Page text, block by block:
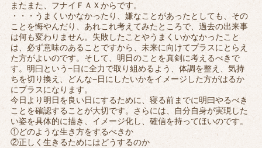
またまた、フナイＦＡＸからです。
・・・うまくいかなかったり、嫌なことがあったとしても、その
ことを悔やんだり、あれこれ考えてみたところで、過去の出来事
は何も変わりません。失敗したことやうまくいかなかったこと
は、必ず意味のあることですから、未来に向けてプラスにとらえ
た方がよいのです。そして、明日のことを真剣に考えるべきで
す。明曰という−日に全力で取り組めるよう、体調を整え、気持
ちを切り換え、どんな−日にしたいかをイメージした方がはるか
にプラスになります。
今日より明日を良い日にするために、寝る前までに明曰やるべき
ことを確認することが大切です。さらには、自分自身が実現した
い姿を具体的に描き、イメージ化し、確信を持ってほいのです。
①どのような生き方をするべきか
②正しく生きるためにはどうするのか